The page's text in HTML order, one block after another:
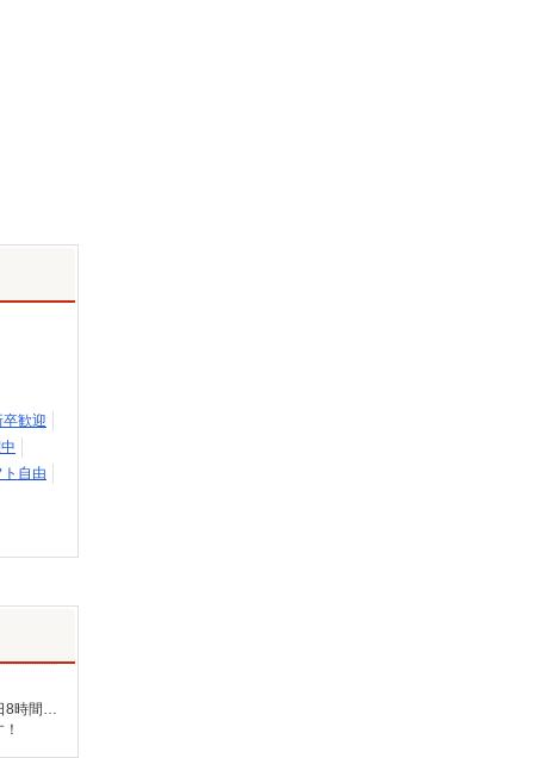
歓迎
自由
未経験：時給1400〜1600円（資格・経験による） 経験者：時給1600〜1800円（資格・経験による） ◎月収例 時給1800円×1日8時間×22日（週5日）＝31万6800円 ◆昇給あり ◆支払い方法 ※日払い/週払い/月払い対応も可能です。詳しくは面談時にご相談ください。 ◆交通費：別途全額支給 ※当社規定あり